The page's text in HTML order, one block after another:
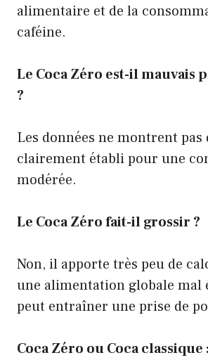
alimentaire et de la
caféine.
Le Coca Zéro est-il mauvais
?
Les données ne montrent pas
clairement établi pour une
modérée.
Le Coca Zéro fait-il grossir ?
Non, il apporte très peu de
une alimentation globale mal
peut entraîner une prise de
Coca Zéro ou Coca